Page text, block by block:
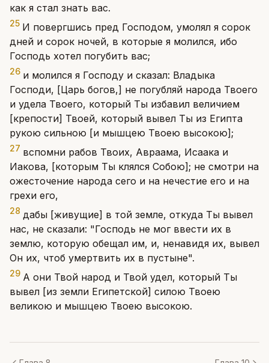
как я стал знать вас.
25 И повергшись пред Господом, умолял я сорок
дней и сорок ночей, в которые я молился, ибо
Господь хотел погубить вас;
26 и молился я Господу и сказал: Владыка
Господи, [Царь богов,] не погубляй народа Твоего
и удела Твоего, который Ты избавил величием
[крепости] Твоей, который вывел Ты из Египта
рукою сильною [и мышцею Твоею высокою];
27 вспомни рабов Твоих, Авраама, Исаака и
Иакова, [которым Ты клялся Собою]; не смотри на
ожесточение народа сего и на нечестие его и на
грехи его,
28 дабы [живущие] в той земле, откуда Ты вывел
нас, не сказали: "Господь не мог ввести их в
землю, которую обещал им, и, ненавидя их, вывел
Он их, чтоб умертвить их в пустыне".
29 А они Твой народ и Твой удел, который Ты
вывел [из земли Египетской] силою Твоею
великою и мышцею Твоею высокою.